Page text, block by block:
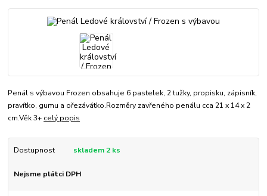
Penál s výbavou Frozen obsahuje 6 pastelek, 2 tužky, propisku, zápisník,
pravítko, gumu a ořezávátko.Rozměry zavřeného penálu cca 21 x 14 x 2
cm.Věk 3+ celý popis
Dostupnost skladem 2 ks
Nejsme plátci DPH